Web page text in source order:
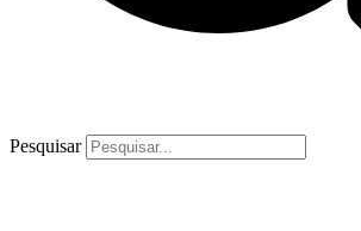
Pesquisar